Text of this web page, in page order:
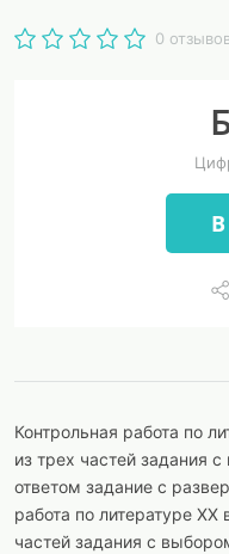
0
Контрольная работа по
из трех частей задания
ответом задание с
работа по литературе ХХ
частей задания с